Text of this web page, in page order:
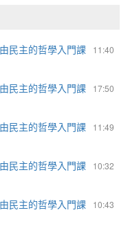
11:40
民主的哲學入門課
17:50
民主的哲學入門課
11:49
民主的哲學入門課
10:32
民主的哲學入門課
10:43
民主的哲學入門課